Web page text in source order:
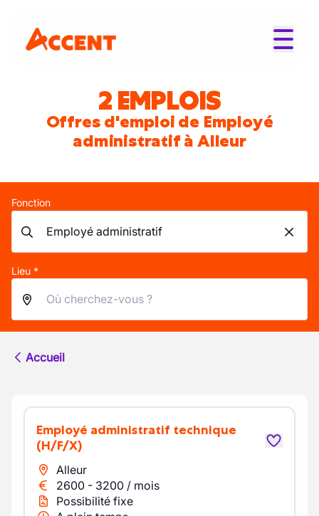
2 EMPLOIS
Offres d'emploi de Employé
administratif à Alleur
Fonction
Lieu *
Accueil
Employé administratif technique
(H/F/X)
Alleur
2600 - 3200 / mois
Possibilité fixe